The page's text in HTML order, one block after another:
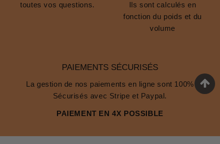
toutes vos questions.
Ils sont calculés en
fonction du poids et du
volume
PAIEMENTS SÉCURISÉS
La gestion de nos paiements en ligne sont 100%
Sécurisés avec Stripe et Paypal.
PAIEMENT EN 4X POSSIBLE